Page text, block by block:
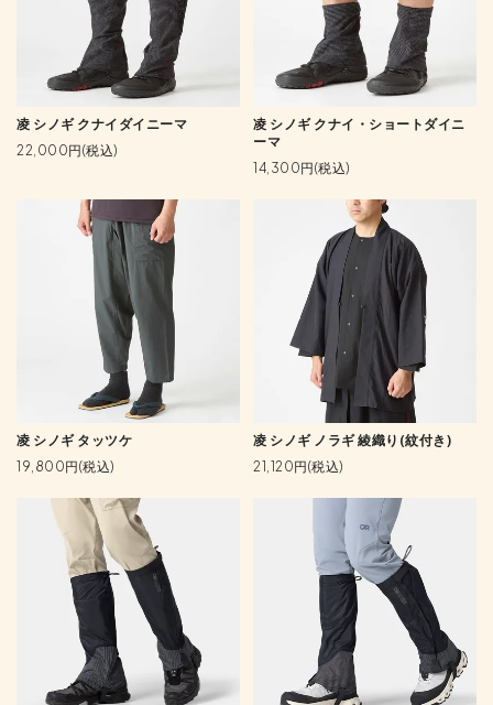
凌 シノギ クナイダイニーマ
22,000円(税込)
凌 シノギ クナイ・ショートダイニ
ーマ
14,300円(税込)
凌 シノギ タッツケ
19,800円(税込)
凌 シノギ ノラギ 綾織り(紋付き)
21,120円(税込)